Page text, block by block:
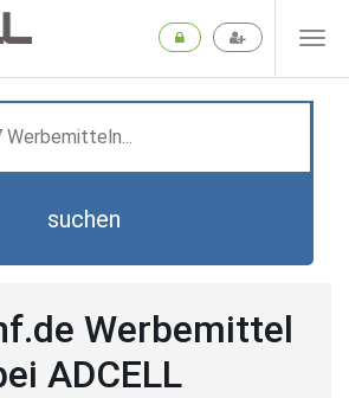
suchen
Werbemittel
ADCELL